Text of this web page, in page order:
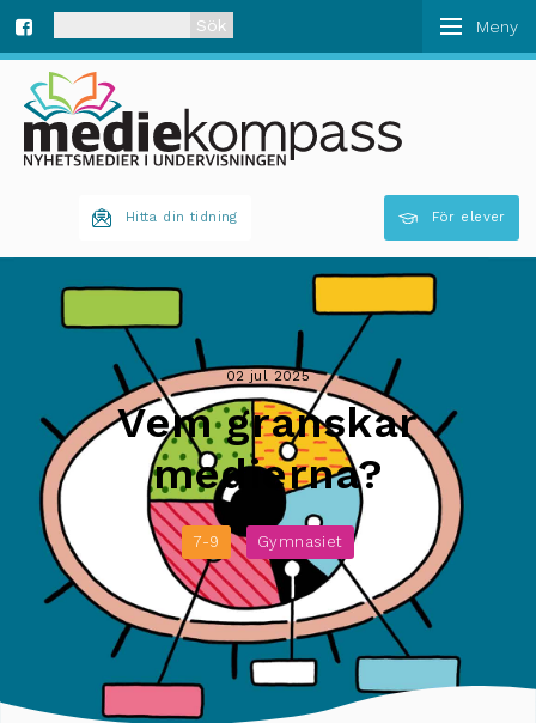
ce
När automatisk komplettering av resultat är
Hitta din tidning För elever
02 jul 2025
Vem granskar
medierna?
7-9 Gymnasiet